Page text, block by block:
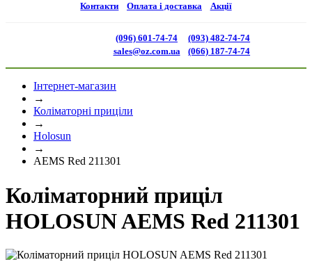
Контакти Оплата і доставка Акції
(096) 601-74-74
sales@oz.com.ua
(093) 482-74-74
(066) 187-74-74
Інтернет-магазин
→
Коліматорні приціли
→
Holosun
→
AEMS Red 211301
Коліматорний приціл
HOLOSUN AEMS Red 211301